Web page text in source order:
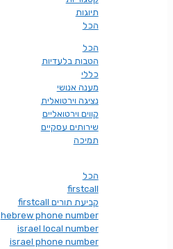
תיוגות
הכל
הכל
הטבות בלעדיות
כללי
מענה אנושי
נציגה וירטואלית
קווים וירטואליים
שירותים עסקיים
תמיכה
הכל
firstcall
firstcall קביעת תורים
hebrew phone number
israel local number
israel phone number